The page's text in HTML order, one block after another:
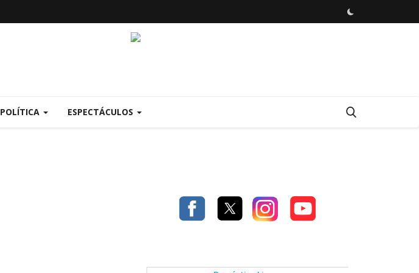
POLÍTICA ESPECTÁCULOS